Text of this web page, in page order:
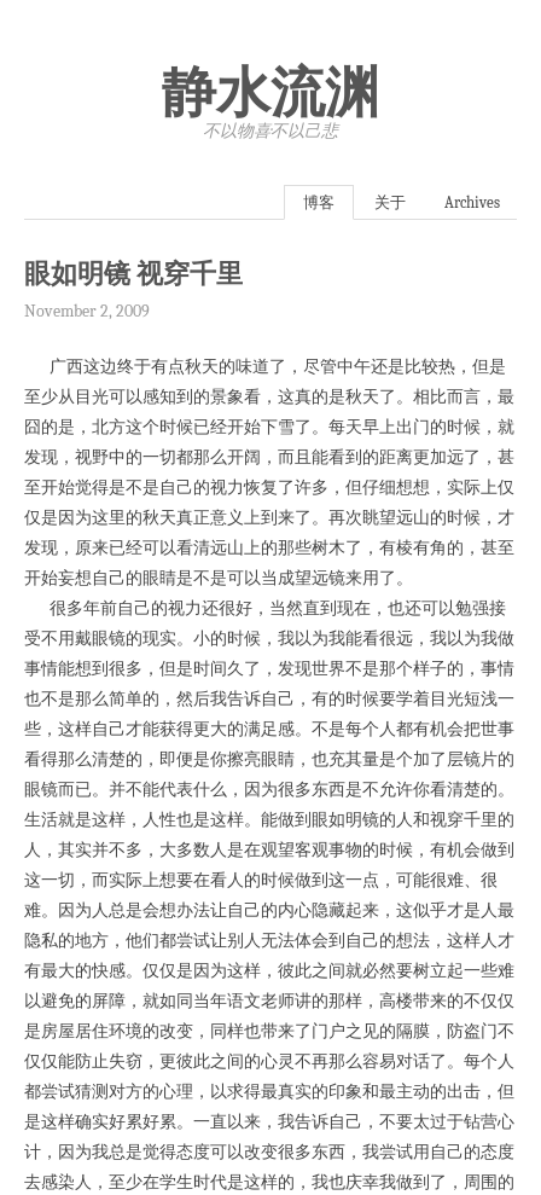
静水流渊
不以物喜·不以己悲
博客 关于 Archives
眼如明镜 视穿千里
November 2, 2009
广西这边终于有点秋天的味道了，尽管中午还是比较热，但是
至少从目光可以感知到的景象看，这真的是秋天了。相比而言，最
囧的是，北方这个时候已经开始下雪了。每天早上出门的时候，就
发现，视野中的一切都那么开阔，而且能看到的距离更加远了，甚
至开始觉得是不是自己的视力恢复了许多，但仔细想想，实际上仅
仅是因为这里的秋天真正意义上到来了。再次眺望远山的时候，才
发现，原来已经可以看清远山上的那些树木了，有棱有角的，甚至
开始妄想自己的眼睛是不是可以当成望远镜来用了。
很多年前自己的视力还很好，当然直到现在，也还可以勉强接
受不用戴眼镜的现实。小的时候，我以为我能看很远，我以为我做
事情能想到很多，但是时间久了，发现世界不是那个样子的，事情
也不是那么简单的，然后我告诉自己，有的时候要学着目光短浅一
些，这样自己才能获得更大的满足感。不是每个人都有机会把世事
看得那么清楚的，即便是你擦亮眼睛，也充其量是个加了层镜片的
眼镜而已。并不能代表什么，因为很多东西是不允许你看清楚的。
生活就是这样，人性也是这样。能做到眼如明镜的人和视穿千里的
人，其实并不多，大多数人是在观望客观事物的时候，有机会做到
这一切，而实际上想要在看人的时候做到这一点，可能很难、很
难。因为人总是会想办法让自己的内心隐藏起来，这似乎才是人最
隐私的地方，他们都尝试让别人无法体会到自己的想法，这样人才
有最大的快感。仅仅是因为这样，彼此之间就必然要树立起一些难
以避免的屏障，就如同当年语文老师讲的那样，高楼带来的不仅仅
是房屋居住环境的改变，同样也带来了门户之见的隔膜，防盗门不
仅仅能防止失窃，更彼此之间的心灵不再那么容易对话了。每个人
都尝试猜测对方的心理，以求得最真实的印象和最主动的出击，但
是这样确实好累好累。一直以来，我告诉自己，不要太过于钻营心
计，因为我总是觉得态度可以改变很多东西，我尝试用自己的态度
去感染人，至少在学生时代是这样的，我也庆幸我做到了，周围的